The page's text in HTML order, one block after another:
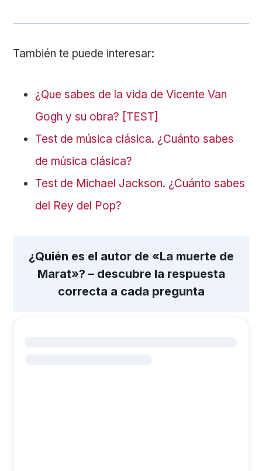
También te puede interesar:
¿Que sabes de la vida de Vicente Van
Gogh y su obra? [TEST]
Test de música clásica. ¿Cuánto sabes
de música clásica?
Test de Michael Jackson. ¿Cuánto sabes
del Rey del Pop?
¿Quién es el autor de «La muerte de
Marat»? – descubre la respuesta
correcta a cada pregunta